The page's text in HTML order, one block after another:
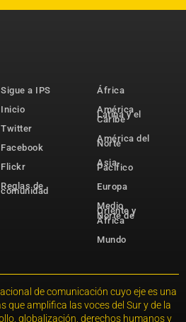
Sigue a IPS
Inicio
Twitter
Facebook
Flickr
Reglas de
comunidad
África
América
Latina y el
Caribe
América del
Norte
Asia-
Pacífico
Europa
Medio
Oriente y
Norte de
África
Mundo
de comunicación cuyo eje es una
que amplifica las voces del Sur y de la
globalización, derechos humanos y